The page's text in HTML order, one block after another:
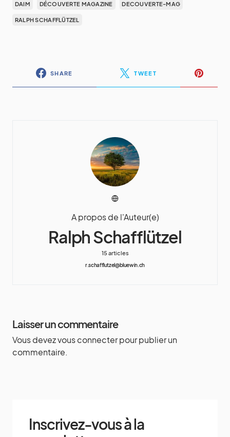
DAIM DÉCOUVERTE MAGAZINE DECOUVERTE-MAG
RALPH SCHAFFLÜTZEL
SHARE TWEET
A propos de l'Auteur(e)
Ralph Schafflützel
15 articles
r.schafflutzel@bluewin.ch
Laisser un commentaire
Vous devezvous connecterpour publier un
commentaire.
Inscrivez-vous à la